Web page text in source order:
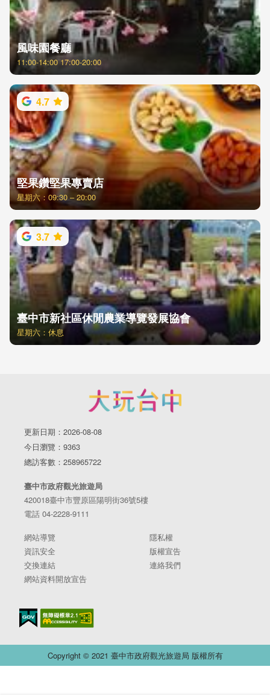
風味園餐廳
11:00-14:00 17:00-20:00
4.7
堅果鑽堅果專賣店
星期六：09:30 – 20:00
3.7
臺中市新社區休閒農業導覽發展協會
星期六：休息
更新日期：2026-08-08
今日瀏覽：9363
總訪客數：258965722
臺中市政府觀光旅遊局
420018臺中市豐原區陽明街36號5樓
電話 04-2228-9111
網站導覽
隱私權
資訊安全
版權宣告
交換連結
連絡我們
網站資料開放宣告
Copyright © 2021 臺中市政府觀光旅遊局 版權所有